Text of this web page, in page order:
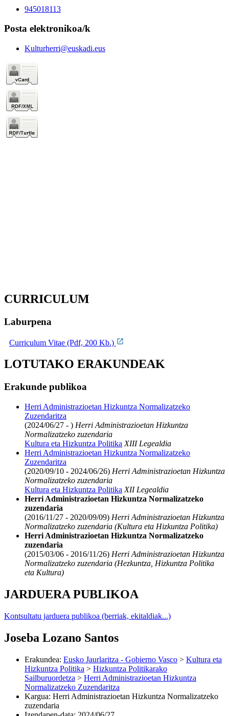
945018113
Posta elektronikoa/k
Kulturherri@euskadi.eus
CURRICULUM
Laburpena
Curriculum Vitae (Pdf, 200 Kb.)
LOTUTAKO ERAKUNDEAK
Erakunde publikoa
Herri Administrazioetan Hizkuntza Normalizatzeko
Zuzendaritza
(2024/06/27 - ) Herri Administrazioetan Hizkuntza
Normalizatzeko zuzendaria
Kultura eta Hizkuntza Politika XIII Legealdia
Herri Administrazioetan Hizkuntza Normalizatzeko
Zuzendaritza
(2020/09/10 - 2024/06/26) Herri Administrazioetan Hizkuntza
Normalizatzeko zuzendaria
Kultura eta Hizkuntza Politika XII Legealdia
Herri Administrazioetan Hizkuntza Normalizatzeko
zuzendaria
(2016/11/27 - 2020/09/09) Herri Administrazioetan Hizkuntza
Normalizatzeko zuzendaria (Kultura eta Hizkuntza Politika)
Herri Administrazioetan Hizkuntza Normalizatzeko
zuzendaria
(2015/03/06 - 2016/11/26) Herri Administrazioetan Hizkuntza
Normalizatzeko zuzendaria (Hezkuntza, Hizkuntza Politika
eta Kultura)
JARDUERA PUBLIKOA
Kontsultatu jarduera publikoa (berriak, ekitaldiak...)
Joseba Lozano Santos
Erakundea: Eusko Jaurlaritza - Gobierno Vasco > Kultura eta
Hizkuntza Politika > Hizkuntza Politikarako
Sailburuordetza > Herri Administrazioetan Hizkuntza
Normalizatzeko Zuzendaritza
Kargua: Herri Administrazioetan Hizkuntza Normalizatzeko
zuzendaria